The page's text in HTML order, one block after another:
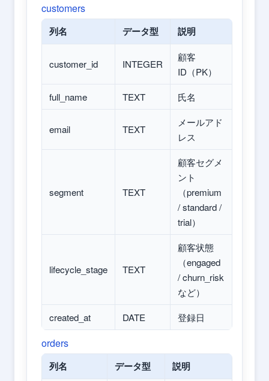
customers
列名 データ型 説明
customer_id INTEGER
顧客
ID（PK）
full_name
TEXT 氏名
email TEXT
メールアド
レス
segment TEXT
顧客セグメ
ント
（premium
/ standard /
trial）
lifecycle_stage TEXT
顧客状態
（engaged
/ churn_risk
など）
created_at
DATE 登録日
orders
列名 データ型 説明